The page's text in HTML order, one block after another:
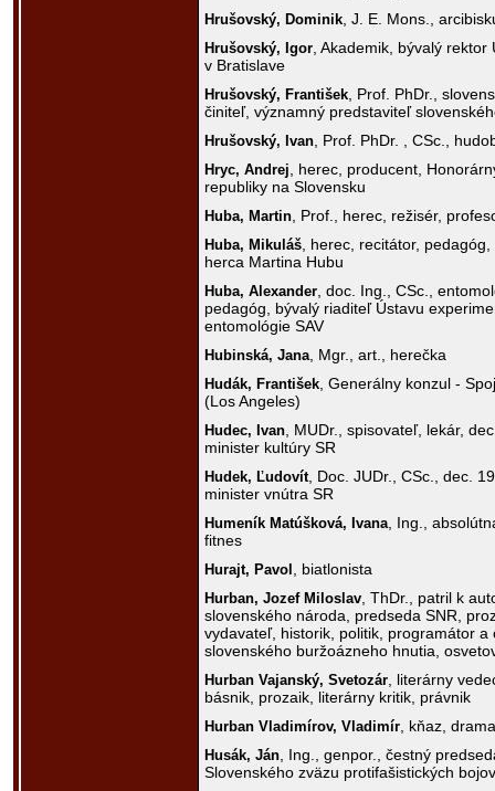
Hrušovský, Dominik , J. E. Mons.,
Hrušovský, Igor , Akademik, bývalý
v Bratislave
Hrušovský, František , Prof. PhDr.,
činiteľ, významný predstaviteľ
Hrušovský, Ivan , Prof. PhDr. , CSc.,
Hryc, Andrej , herec, producent,
republiky na Slovensku
Huba, Martin , Prof., herec, režisér,
Huba, Mikuláš , herec, recitátor,
herca Martina Hubu
Huba, Alexander , doc. Ing., CSc.,
pedagóg, bývalý riaditeľ Ústavu
entomológie SAV
Hubinská, Jana , Mgr., art., herečka
Hudák, František , Generálny konzul -
(Los Angeles)
Hudec, Ivan , MUDr., spisovateľ, lekár,
minister kultúry SR
Hudek, Ľudovít , Doc. JUDr., CSc., dec.
minister vnútra SR
Humeník Matúšková, Ivana , Ing.,
fitnes
Hurajt, Pavol , biatlonista
Hurban, Jozef Miloslav , ThDr., patril k
slovenského národa, predseda SNR,
vydavateľ, historik, politik, programátor a
slovenského buržoázneho hnutia,
Hurban Vajanský, Svetozár , literárny
básnik, prozaik, literárny kritik, právnik
Hurban Vladimírov, Vladimír , kňaz,
Husák, Ján , Ing., genpor., čestný
Slovenského zväzu protifašistických